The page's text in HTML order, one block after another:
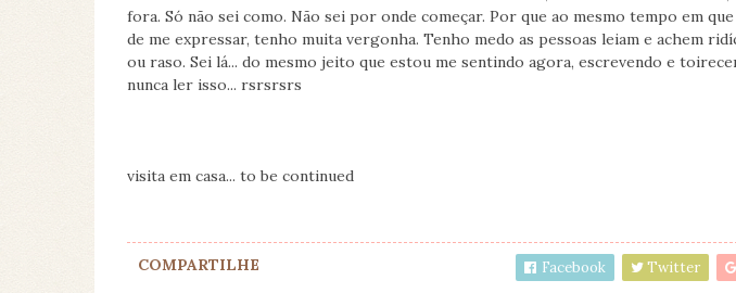
fora. Só não sei como. Não sei por onde começar. Por que ao mesmo tempo em
de me expressar, tenho muita vergonha. Tenho medo as pessoas leiam e achem
ou raso. Sei lá... do mesmo jeito que estou me sentindo agora, escrevendo e
nunca ler isso... rsrsrsrs
visita em casa... to be continued
COMPARTILHE Facebook Twitter